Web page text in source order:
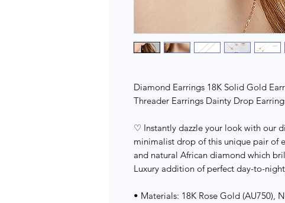
Diamond Earrings 18K Solid Gold
Threader Earrings Dainty Drop
♡ Instantly dazzle your look with our
minimalist drop of this unique pair of
and natural African diamond which
Luxury addition of perfect day-to-
• Materials: 18K Rose Gold (AU750),